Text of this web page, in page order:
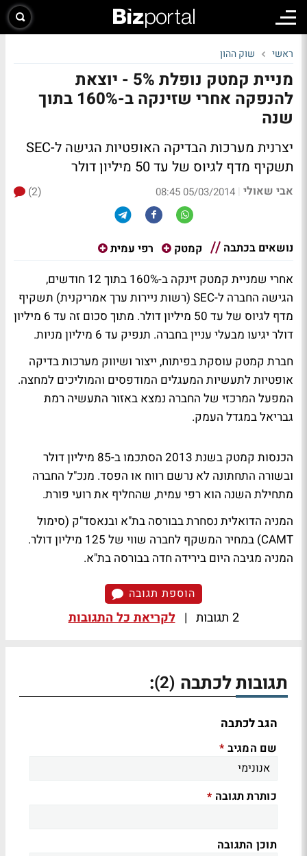
ראשי שוק ההון
מניית קמטק נופלת 5% - יוצאת
להנפקה אחרי שזינקה ב-160% בתוך
שנה
יצרנית מערכות הבדיקה האופטיות הגישה ל-SEC
תשקיף מדף לגיוס של עד 50 מיליון דולר
אבי שאולי |
05/03/2014 08:45
(2)
נושאים בכתבה קמטק רפי עמית
אחרי שמניית קמטק זינקה ב-160% בתוך 12 חודשים,
הגישה החברה ל-SEC (רשות ניירות ערך אמריקנית) תשקיף
מדף לגיוס של עד 50 מיליון דולר. מתוך סכום זה עד 6 מיליון
דולר יגיעו מבעלי עניין בחברה. תנפיק עד 6 מיליון מניות.
חברת קמטק עוסקת בפיתוח, ייצור ושיווק מערכות בדיקה
אופטיות לתעשיות המעגלים המודפסים והמוליכים למחצה.
המפעל המרכזי של החברה נמצא באזור התעשיה רמת
גבריאל במגדל העמק.
הכנסות קמטק בשנת 2013 הסתכמו ב-85 מיליון דולר
ובשורה התחתונה לא נרשם רווח או הפסד. מנכ"ל החברה
מתחילת השנה הוא רפי עמית, שהחליף את רועי פורת.
המניה הדואלית נסחרת בבורסה בת"א ובנאסד"ק (סימול
CAMT) במחיר המשקף לחברה שווי של 125 מיליון דולר.
המניה מגיבה היום בירידה חדה בבורסה בת"א.
הוספת תגובה
2 תגובות | לקריאת כל התגובות
תגובות לכתבה (2)
:
הגב לכתבה
שם המגיב *
כותרת תגובה *
תוכן התגובה